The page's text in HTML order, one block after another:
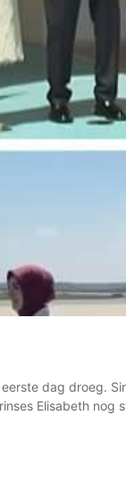
dag droeg.
Elisabeth nog